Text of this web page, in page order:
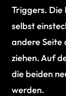
Triggers. Die
selbst
andere Seite
ziehen. Auf
die beiden
werden.